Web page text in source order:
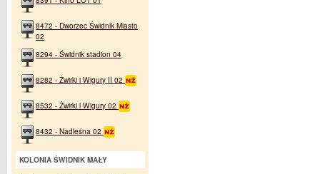
8472 - Dworzec Świdnik Miasto
02
8294 - Świdnik stadion 04
8282 - Żwirki i Wigury II 02
8532 - Żwirki i Wigury 02
8432 - Nadleśna 02
KOLONIA ŚWIDNIK MAŁY